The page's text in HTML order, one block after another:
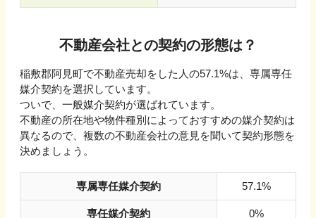
不動産会社との契約の形態は？
稲敷郡阿見町で不動産売却をした人の57.1%は、専属専任
媒介契約を選択しています。
ついで、一般媒介契約が選ばれています。
不動産の所在地や物件種別によっておすすめの媒介契約は
異なるので、複数の不動産会社の意見を聞いて契約形態を
決めましょう。
専属専任媒介契約 57.1%
専任媒介契約 0%